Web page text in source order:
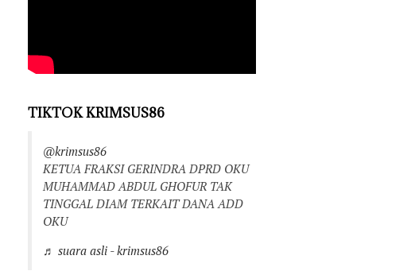
TIKTOK KRIMSUS86
@krimsus86
KETUA FRAKSI GERINDRA DPRD OKU
MUHAMMAD ABDUL GHOFUR TAK
TINGGAL DIAM TERKAIT DANA ADD
OKU
♬ suara asli - krimsus86